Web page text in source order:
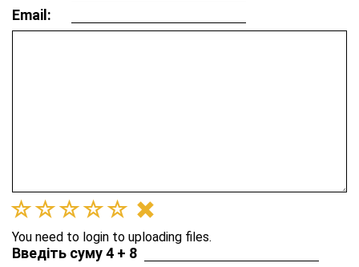
Email:
You need to login to uploading files.
Введіть суму 4 + 8